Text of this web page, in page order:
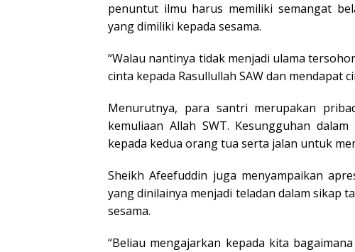
penuntut ilmu harus memiliki semangat
yang dimiliki kepada sesama.
“Walau nantinya tidak menjadi ulama
cinta kepada Rasullullah SAW dan mendapat
Menurutnya, para santri merupakan
kemuliaan Allah SWT. Kesungguhan
kepada kedua orang tua serta jalan untuk
Sheikh Afeefuddin juga menyampaikan
yang dinilainya menjadi teladan dalam sikap
sesama.
“Beliau mengajarkan kepada kita